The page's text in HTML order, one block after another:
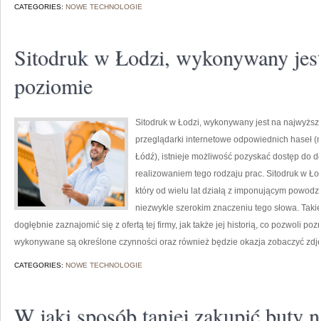
CATEGORIES: NOWE TECHNOLOGIE
Sitodruk w Łodzi, wykonywany
poziomie
Sitodruk w Łodzi, wykonywany jest na
przeglądarki internetowe odpowiednich haseł
Łódź), istnieje możliwość pozyskać dostęp do
realizowaniem tego rodzaju prac. Sitodruk w
który od wielu lat działą z imponującym
niezwykle szerokim znaczeniu tego słowa.
dogłębnie zaznajomić się z ofertą tej firmy, jak także jej historią, co pozwoli
wykonywane są określone czynności oraz również będzie okazja zobaczyć
CATEGORIES: NOWE TECHNOLOGIE
W jaki sposób taniej zakupić buty